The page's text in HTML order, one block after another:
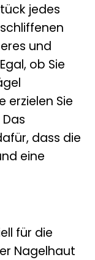
jedes
und
ob Sie
erzielen Sie
dass die
eine
für die
Nagelhaut